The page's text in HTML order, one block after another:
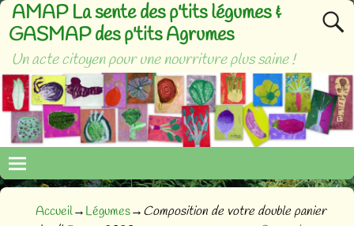
AMAP La sente des p'tits légumes &
GASMAP des p'tits Agrumes
Un acte citoyen pour une nourriture plus saine !
Accueil→Légumes→Composition de votre double panier